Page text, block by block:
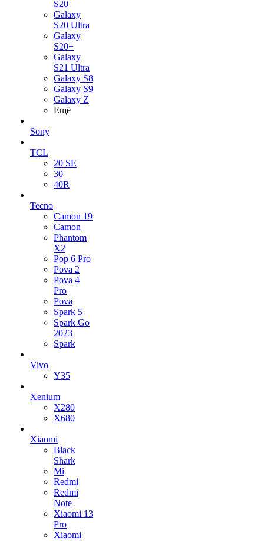
S20
Galaxy
S20 Ultra
Galaxy
S20+
Galaxy
S21 Ultra
Galaxy S8
Galaxy S9
Galaxy Z
Ещё
Sony
TCL
20 SE
30
40R
Tecno
Camon 19
Camon
Phantom
X2
Pop 6 Pro
Pova 2
Pova 4
Pro
Pova
Spark 5
Spark Go
2023
Spark
Vivo
Y35
Xenium
X280
X680
Xiaomi
Black
Shark
Mi
Redmi
Redmi
Note
Xiaomi 13
Pro
Xiaomi